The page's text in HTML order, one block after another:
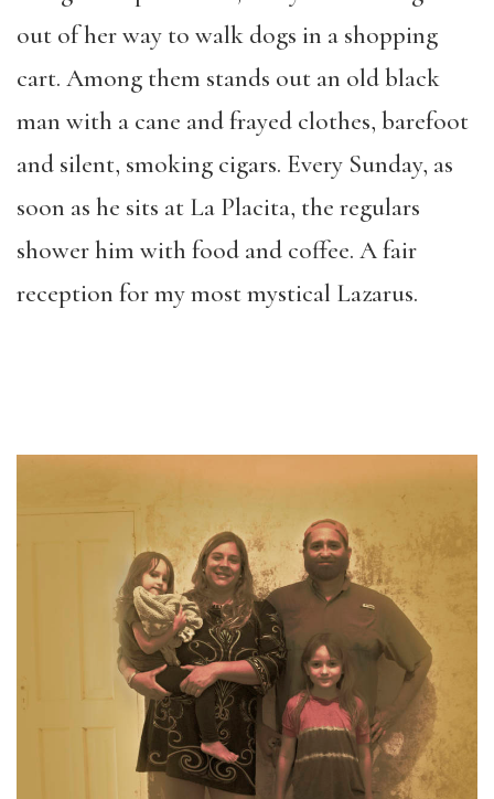
out of her way to walk dogs in a shopping
cart. Among them stands out an old black
man with a cane and frayed clothes, barefoot
and silent, smoking cigars. Every Sunday, as
soon as he sits at La Placita, the regulars
shower him with food and coffee. A fair
reception for my most mystical Lazarus.